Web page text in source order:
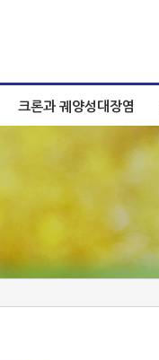
크론과 궤양성대장염